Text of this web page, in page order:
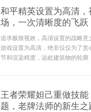
和平精英设置为高清
场，一次清晰度的飞跃
追求极致视效，高清设置的战略
游戏设置为高清，绝非仅仅为了
节和渲染精度，远处建筑物的轮廓
王者荣耀妲己重做技
题，老牌法师的新生之